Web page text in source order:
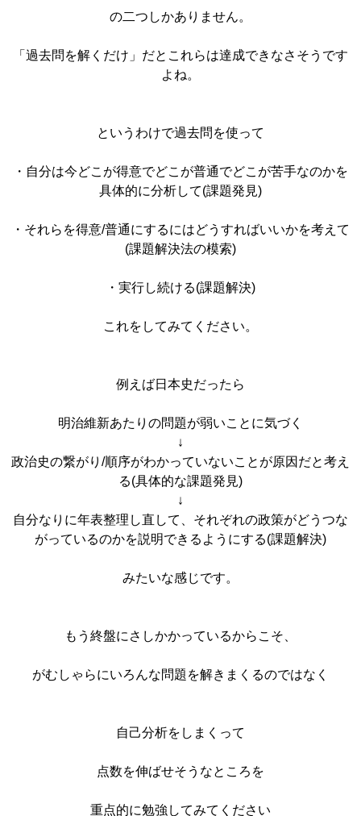
の二つしかありません。
「過去問を解くだけ」だとこれらは達成できなさそうです
よね。
というわけで過去問を使って
・自分は今どこが得意でどこが普通でどこが苦手なのかを
具体的に分析して(課題発見)
・それらを得意/普通にするにはどうすればいいかを考えて
(課題解決法の模索)
・実行し続ける(課題解決)
これをしてみてください。
例えば日本史だったら
明治維新あたりの問題が弱いことに気づく
↓
政治史の繋がり/順序がわかっていないことが原因だと考え
る(具体的な課題発見)
↓
自分なりに年表整理し直して、それぞれの政策がどうつな
がっているのかを説明できるようにする(課題解決)
みたいな感じです。
もう終盤にさしかかっているからこそ、
がむしゃらにいろんな問題を解きまくるのではなく
自己分析をしまくって
点数を伸ばせそうなところを
重点的に勉強してみてください